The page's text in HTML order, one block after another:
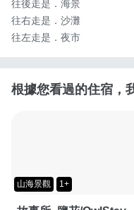
往後走是．海景
往右走是．沙灘
往左走是．夜市
根據您看過的住宿，
山海景觀 1+